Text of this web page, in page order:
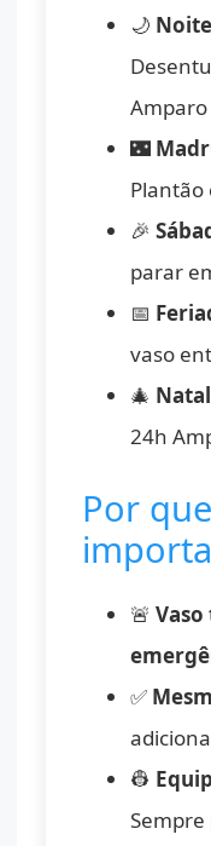
🌙
Amparo
🌃
Plantão
🎉
parar
📅
vaso
🎄
24h
Por
🚨
✅
👷